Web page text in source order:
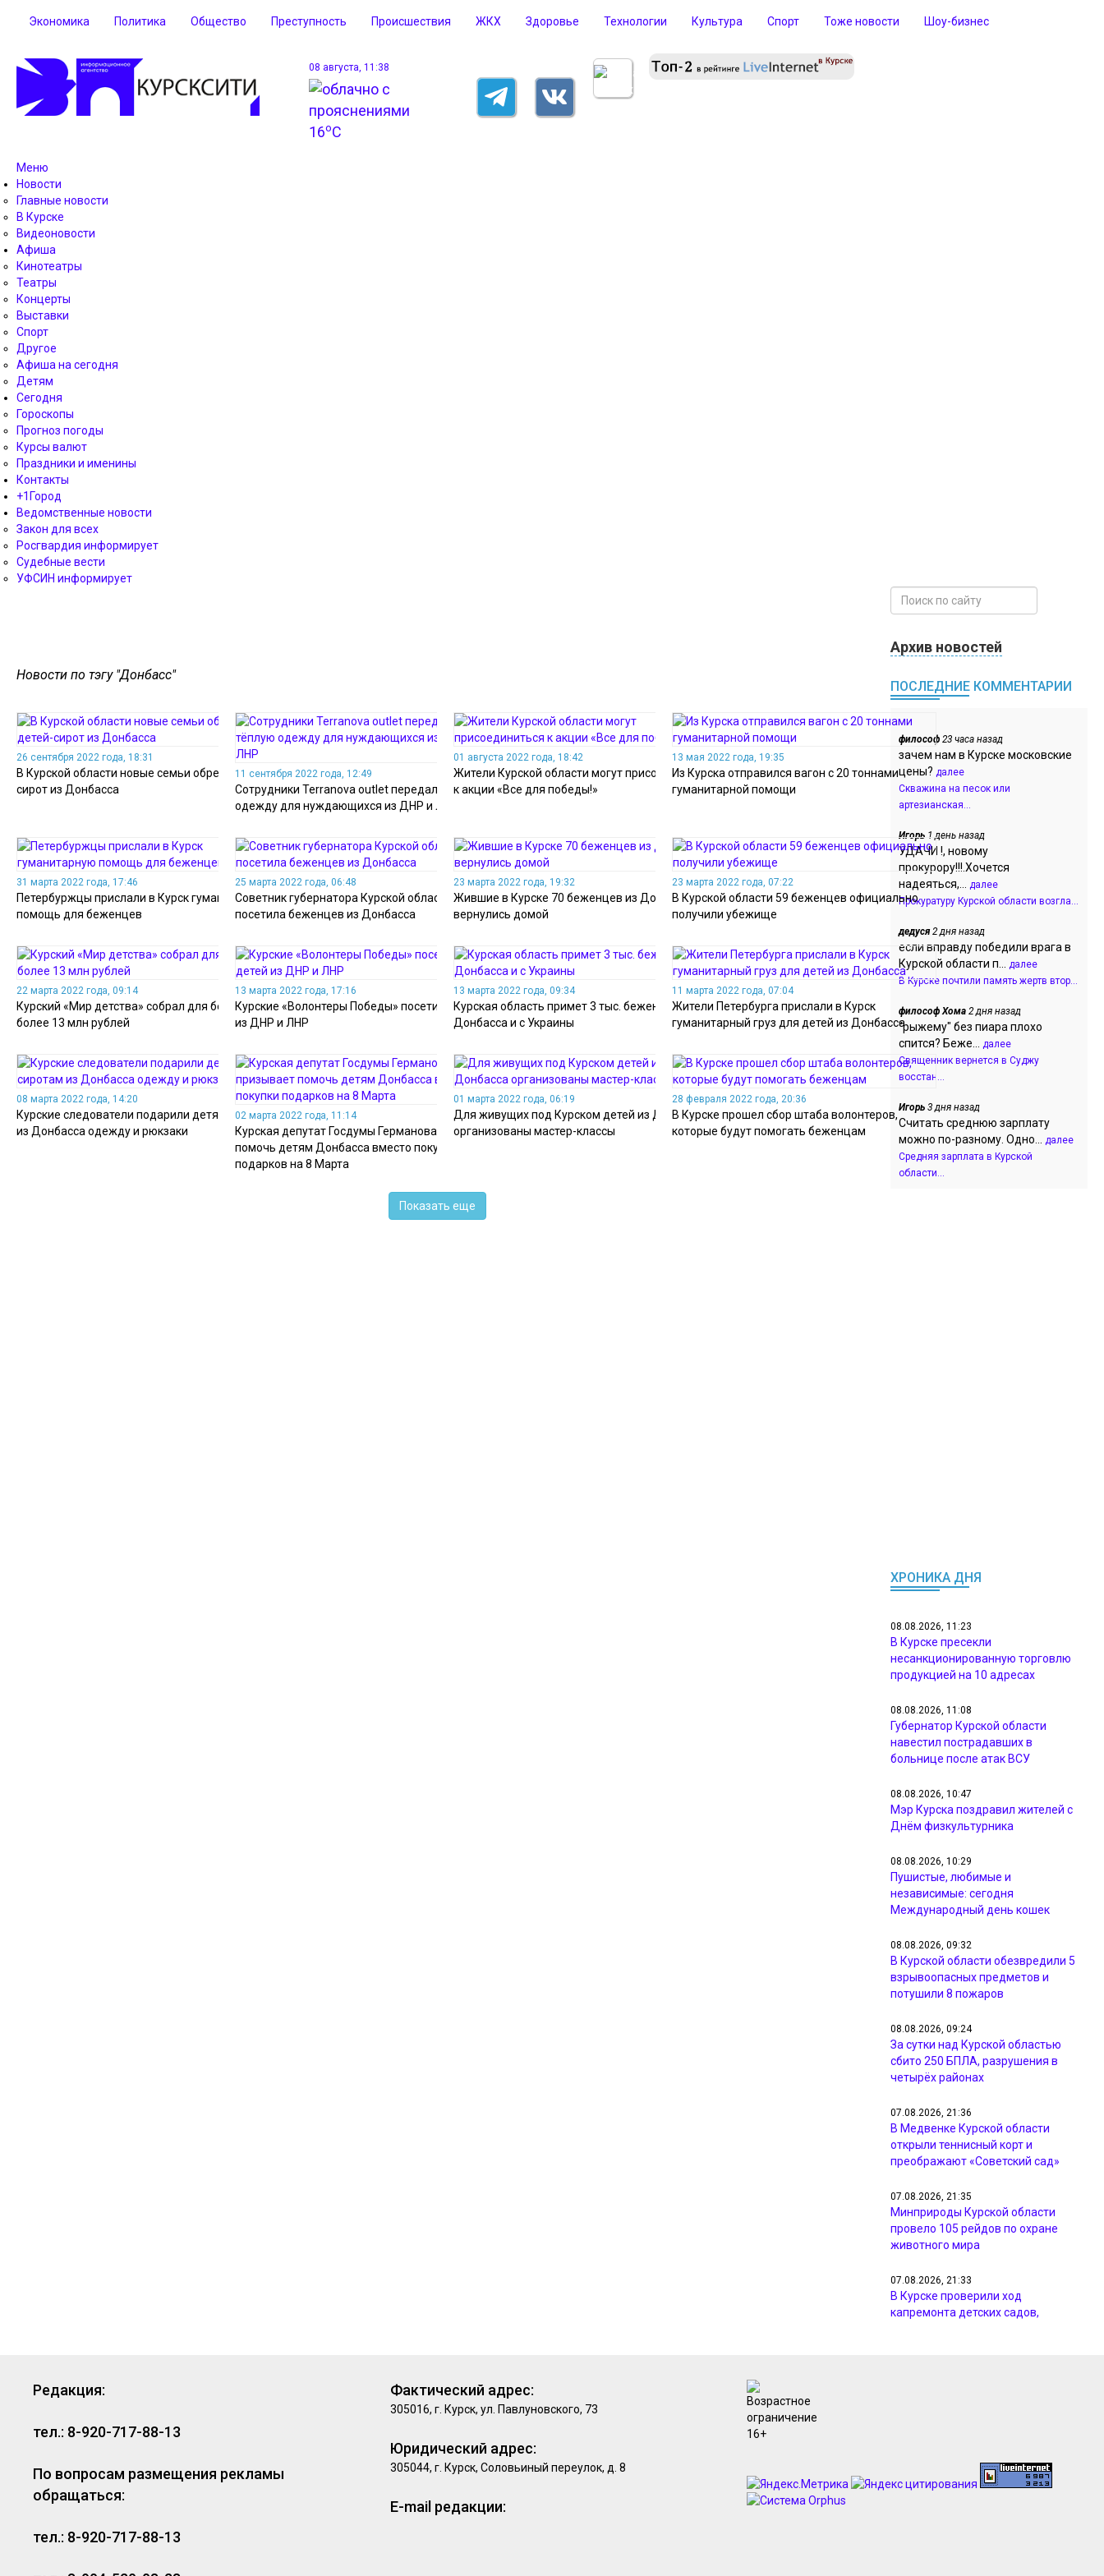
Экономика Политика Общество Преступность Происшествия ЖКХ Здоровье Технологии Культура Спорт Тоже новости Шоу-бизнес
08 августа, 11:38
16oC
Меню
Новости
Главные новости
В Курске
Видеоновости
Афиша
Кинотеатры
Театры
Концерты
Выставки
Спорт
Другое
Афиша на сегодня
Детям
Сегодня
Гороскопы
Прогноз погоды
Курсы валют
Праздники и именины
Контакты
+1Город
Ведомственные новости
Закон для всех
Росгвардия информирует
Судебные вести
УФСИН информирует
Новости по тэгу "Донбасс"
26 сентября 2022 года, 18:31
В Курской области новые семьи обрели 9 детей-
сирот из Донбасса
11 сентября 2022 года, 12:49
Сотрудники Terranova outlet передали тёплую
одежду для нуждающихся из ДНР и ЛНР
01 августа 2022 года, 18:42
Жители Курской области могут присоединиться
к акции «Все для победы!»
13 мая 2022 года, 19:35
Из Курска отправился вагон с 20 тоннами
гуманитарной помощи
31 марта 2022 года, 17:46
Петербуржцы прислали в Курск гуманитарную
помощь для беженцев
25 марта 2022 года, 06:48
Советник губернатора Курской области
посетила беженцев из Донбасса
23 марта 2022 года, 19:32
Жившие в Курске 70 беженцев из Донбасса
вернулись домой
23 марта 2022 года, 07:22
В Курской области 59 беженцев официально
получили убежище
22 марта 2022 года, 09:14
Курский «Мир детства» собрал для беженцев
более 13 млн рублей
13 марта 2022 года, 17:16
Курские «Волонтеры Победы» посетили детей
из ДНР и ЛНР
13 марта 2022 года, 09:34
Курская область примет 3 тыс. беженцев из
Донбасса и с Украины
11 марта 2022 года, 07:04
Жители Петербурга прислали в Курск
гуманитарный груз для детей из Донбасса
08 марта 2022 года, 14:20
Курские следователи подарили детям-сиротам
из Донбасса одежду и рюкзаки
02 марта 2022 года, 11:14
Курская депутат Госдумы Германова призывает
помочь детям Донбасса вместо покупки
подарков на 8 Марта
01 марта 2022 года, 06:19
Для живущих под Курском детей из Донбасса
организованы мастер-классы
28 февраля 2022 года, 20:36
В Курске прошел сбор штаба волонтеров,
которые будут помогать беженцам
Показать еще
Архив новостей
ПОСЛЕДНИЕ КОММЕНТАРИИ
философ 23 часа назад
зачем нам в Курске московские
цены? далее
Скважина на песок или
артезианская...
Игорь 1 день назад
УДАЧИ !, новому
прокурору!!!.Хочется
надеяться,... далее
Прокуратуру Курской области возгла...
дедуся2 дня назад
если вправду победили врага в
Курской области п... далее
В Курске почтили память жертв втор...
философ Хома 2 дня назад
"рыжему" без пиара плохо
спится? Беже... далее
Священник вернется в Суджу
восстан...
Игорь 3 дня назад
Считать среднюю зарплату
можно по-разному. Одно... далее
Средняя зарплата в Курской
области...
ХРОНИКА ДНЯ
08.08.2026, 11:23
В Курске пресекли
несанкционированную торговлю
продукцией на 10 адресах
08.08.2026, 11:08
Губернатор Курской области
навестил пострадавших в
больнице после атак ВСУ
08.08.2026, 10:47
Мэр Курска поздравил жителей с
Днём физкультурника
08.08.2026, 10:29
Пушистые, любимые и
независимые: сегодня
Международный день кошек
08.08.2026, 09:32
В Курской области обезвредили 5
взрывоопасных предметов и
потушили 8 пожаров
08.08.2026, 09:24
За сутки над Курской областью
сбито 250 БПЛА, разрушения в
четырёх районах
07.08.2026, 21:36
В Медвенке Курской области
открыли теннисный корт и
преображают «Советский сад»
07.08.2026, 21:35
Минприроды Курской области
провело 105 рейдов по охране
животного мира
07.08.2026, 21:33
В Курске проверили ход
капремонта детских садов,
зоне ремонтных работ на улице
Павлуновского
Редакция:
тел.: 8-920-717-88-13
По вопросам размещения рекламы
обращаться:
тел.: 8-920-717-88-13
Фактический адрес:
305016, г. Курск, ул. Павлуновского, 73
Юридический адрес:
305044, г. Курск, Соловьиный переулок, д. 8
E-mail редакции: